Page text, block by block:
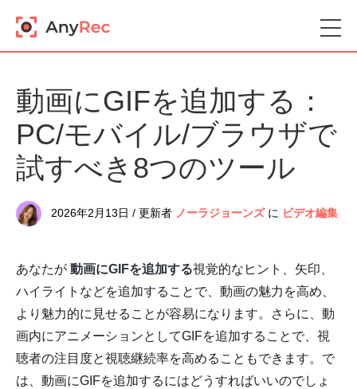
動画にGIFを追加する：
PC/モバイル/ブラウザで
試すべき8つのツール
2026年2月13日 / 更新者 ノーラジョーンズに ビデオ編集
あなたが 動画にGIFを追加する視覚的なヒント、矢印、
ハイライトなどを追加することで、動画の魅力を高め、
より魅力的に見せることが容易になります。さらに、動
画内にアニメーションとしてGIFを追加することで、視
聴者の注目度と視聴継続率を高めることもできます。で
は、動画にGIFを追加するにはどうすればいいのでしょ